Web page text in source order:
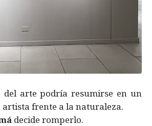
del arte podría resumirse en un
artista frente a la naturaleza.
decide romperlo.